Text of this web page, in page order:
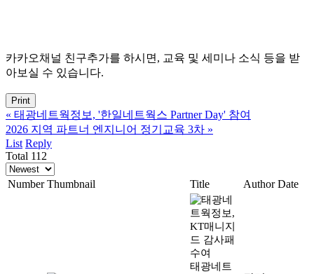
카카오채널 친구추가를 하시면, 교육 및 세미나 소식 등을 받
아보실 수 있습니다.
Print
« 태광네트웍정보, '한일네트웍스 Partner Day' 참여
2026 지역 파트너 엔지니어 정기교육 3차 »
List Reply
Total 112
Number Thumbnail Title Author Date
태광네트